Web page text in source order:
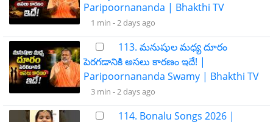
Paripoornananda | Bhakthi TV
1 min -2 days ago
113. మనుషుల మధ్య దూరం
పెరగడానికి అసలు కారణం ఇదే! |
Paripoornananda Swamy | Bhakthi TV
3 min -2 days ago
114. Bonalu Songs 2026 |